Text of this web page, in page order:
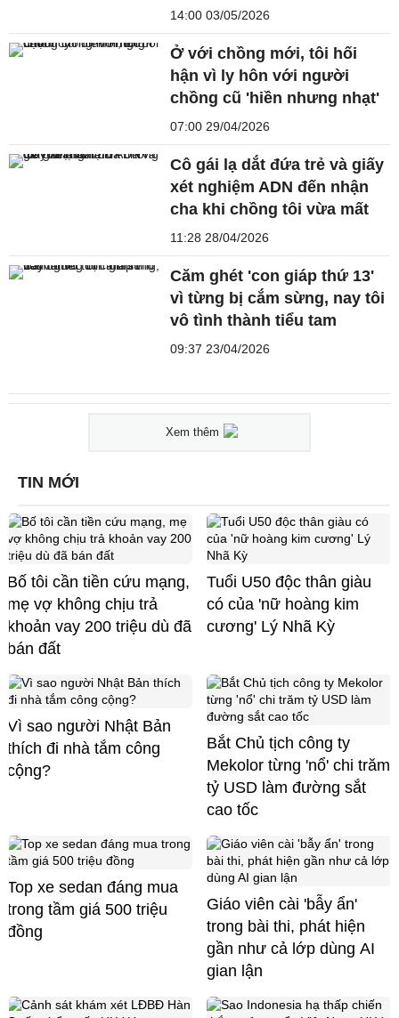
14:00 03/05/2026
Ở với chồng mới, tôi hối
hận vì ly hôn với người
chồng cũ 'hiền nhưng nhạt'
07:00 29/04/2026
Cô gái lạ dắt đứa trẻ và giấy
xét nghiệm ADN đến nhận
cha khi chồng tôi vừa mất
11:28 28/04/2026
Căm ghét 'con giáp thứ 13'
vì từng bị cắm sừng, nay tôi
vô tình thành tiểu tam
09:37 23/04/2026
Xem thêm
TIN MỚI
Bố tôi cần tiền cứu mạng,
mẹ vợ không chịu trả
khoản vay 200 triệu dù đã
bán đất
Tuổi U50 độc thân giàu
có của 'nữ hoàng kim
cương' Lý Nhã Kỳ
Vì sao người Nhật Bản
thích đi nhà tắm công
cộng?
Bắt Chủ tịch công ty
Mekolor từng 'nổ' chi trăm
tỷ USD làm đường sắt
cao tốc
Top xe sedan đáng mua
trong tầm giá 500 triệu
đồng
Giáo viên cài 'bẫy ẩn'
trong bài thi, phát hiện
gần như cả lớp dùng AI
gian lận